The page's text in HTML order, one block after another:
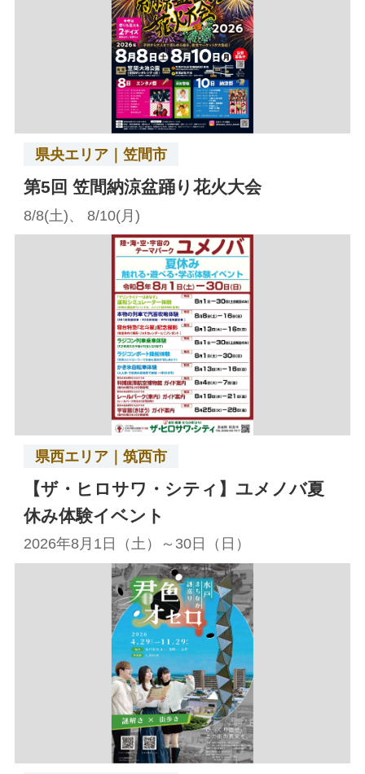
県央エリア｜笠間市
第5回 笠間納涼盆踊り花火大会
8/8(土)、 8/10(月)
県西エリア｜筑西市
【ザ・ヒロサワ・シティ】ユメノバ夏
休み体験イベント
2026年8月1日（土）～30日（日）